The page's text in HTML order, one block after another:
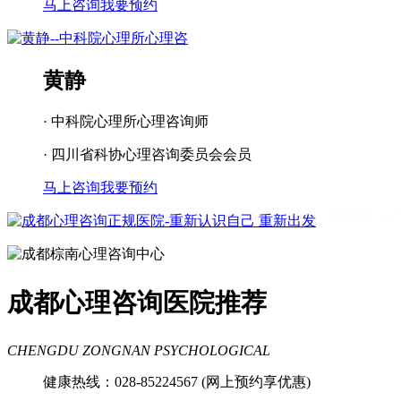
马上咨询我要预约
黄静
· 中科院心理所心理咨询师
· 四川省科协心理咨询委员会会员
马上咨询我要预约
成都看心理疾病 成都心理辅导
理咨询医院 成都青少年心理咨询机构
成都心理咨询医院推荐
CHENGDU ZONGNAN PSYCHOLOGICAL
健康热线：028-85224567 (网上预约享优惠)